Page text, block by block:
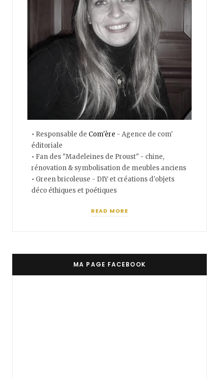
• Responsable de Com'ère - Agence de com'
éditoriale
• Fan des "Madeleines de Proust" - chine,
rénovation & symbolisation de meubles anciens
• Green bricoleuse - DIY et créations d'objets
déco éthiques et poétiques
READ MORE
MA PAGE FACEBOOK